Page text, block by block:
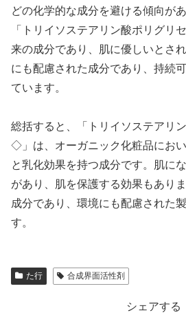
どの化学的な成分を避ける傾向が
「トリイソステアリン酸ポリグリ
来の成分であり、肌に優しいとさ
にも配慮された成分であり、持続
ています。
総括すると、「トリイソステアリ
◇」は、オーガニック化粧品にお
と乳化効果を持つ成分です。肌に
があり、肌を保護する効果もあり
成分であり、環境にも配慮された
す。
た行 合成界面活性剤
シェアする